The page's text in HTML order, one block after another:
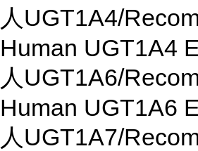
人UGT1A4/
Human UGT1A4
人UGT1A6/
Human UGT1A6
人UGT1A7/